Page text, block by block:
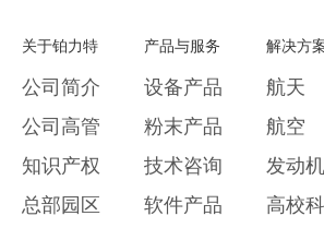
关于铂力特
公司简介
公司高管
知识产权
总部园区
产品与服务
设备产品
粉末产品
技术咨询
软件产品
解决方
航天
航空
发动机
高校